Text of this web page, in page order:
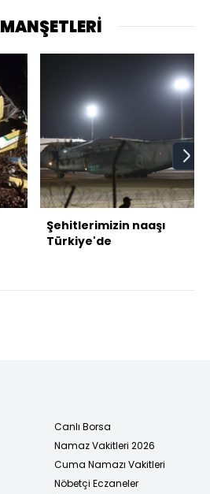
Şehitlerimizin naaşı
Türkiye'de
Canlı Borsa
Namaz Vakitleri 2026
Cuma Namazı Vakitleri
Nöbetçi Eczaneler